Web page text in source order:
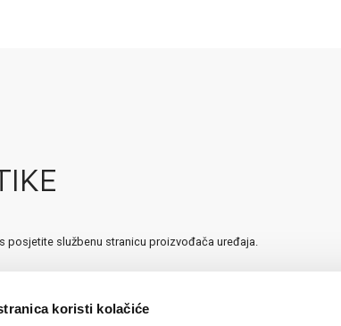
koristi kolačiće
posjetite službenu stranicu proizvođača uređaja.